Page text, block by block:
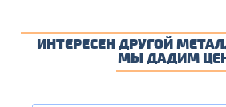
ИНТЕРЕСЕН ДРУГОЙ
МЫ ДАДИМ